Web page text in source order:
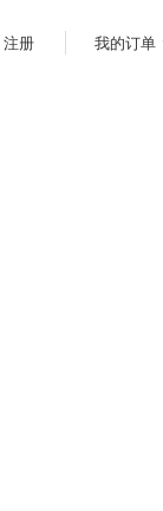
注册 我的订单